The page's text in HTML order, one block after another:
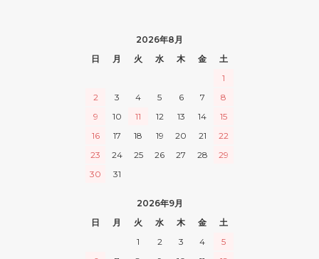
2026年8月
日
月 火 水 木 金
土
1
2
3 4 5 6 7
8
9
10 11 12 13 14
15
16
17 18 19 20 21
22
23
24 25 26 27 28
29
30
31
2026年9月
日
月 火 水 木 金
土
1
2 3 4
5